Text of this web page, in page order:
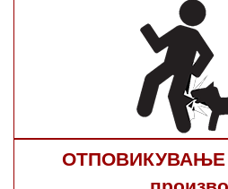
ОТПОВИКУВАЊЕ